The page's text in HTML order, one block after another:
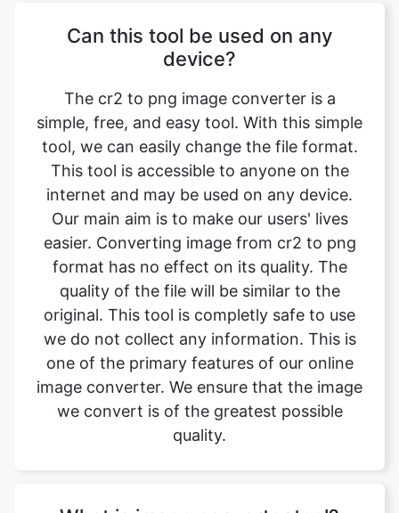
simple, free, and easy tool. With this simple
tool, we can easily change the file format.
This tool is accessible to anyone on the
internet and may be used on any device.
Our main aim is to make our users' lives
easier. Converting image from cr2 to png
format has no effect on its quality. The
quality of the file will be similar to the
original. This tool is completly safe to use
we do not collect any information. This is
one of the primary features of our online
image converter. We ensure that the image
we convert is of the greatest possible
quality.
What is image converter tool?